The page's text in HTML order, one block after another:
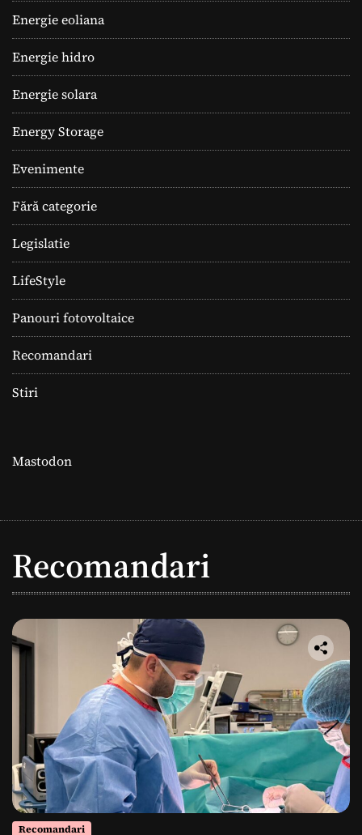
Energie eoliana
Energie hidro
Energie solara
Energy Storage
Evenimente
Fără categorie
Legislatie
LifeStyle
Panouri fotovoltaice
Recomandari
Stiri
Mastodon
Recomandari
Recomandari